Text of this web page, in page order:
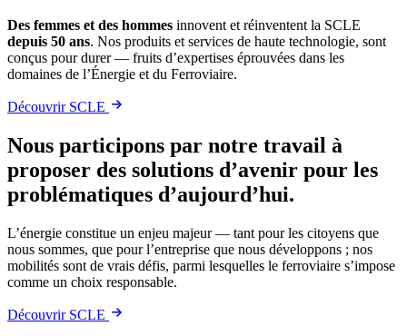
Des femmes et des hommes innovent et réinventent la SCLE
depuis 50 ans. Nos produits et services de haute technologie, sont
conçus pour durer — fruits d’expertises éprouvées dans les
domaines de l’Énergie et du Ferroviaire.
Découvrir SCLE
Nous participons par notre travail à
proposer des solutions d’avenir pour les
problématiques d’aujourd’hui.
L’énergie constitue un enjeu majeur — tant pour les citoyens que
nous sommes, que pour l’entreprise que nous développons ; nos
mobilités sont de vrais défis, parmi lesquelles le ferroviaire s’impose
comme un choix responsable.
Découvrir SCLE